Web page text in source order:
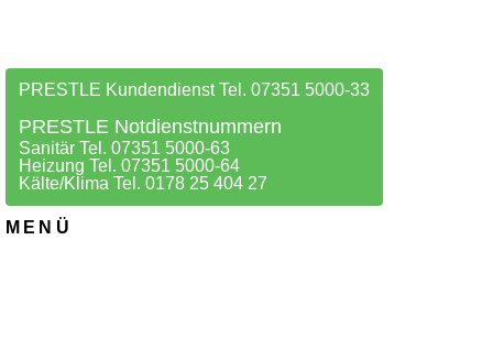
PRESTLE Kundendienst Tel. 07351 5000-33
PRESTLE Notdienstnummern
Sanitär Tel. 07351 5000-63
Heizung Tel. 07351 5000-64
Kälte/Klima Tel. 0178 25 404 27
MENÜ